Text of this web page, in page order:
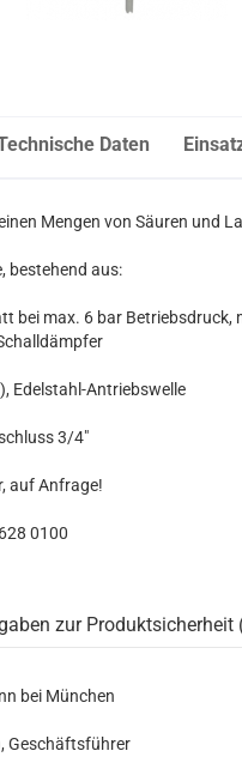
Daten
Mengen von Säuren und
bestehend aus:
bei max. 6 bar Betriebsdruck,
Edelstahl-Antriebswelle
3/4"
auf Anfrage!
0100
zur Produktsicherheit
bei München
Geschäftsführer